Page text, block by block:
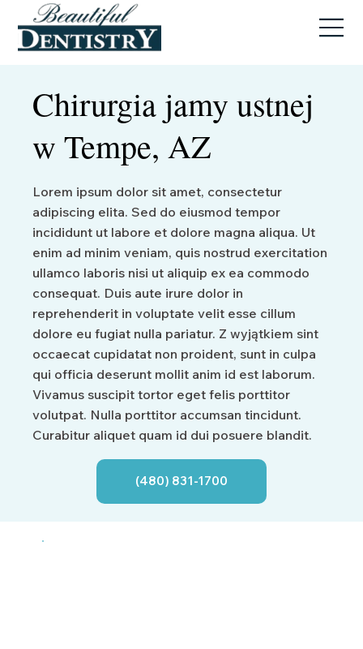
Chirurgia jamy ustnej
w Tempe, AZ
Lorem ipsum dolor sit amet, consectetur
adipiscing elita. Sed do eiusmod tempor
incididunt ut labore et dolore magna aliqua. Ut
enim ad minim veniam, quis nostrud exercitation
ullamco laboris nisi ut aliquip ex ea commodo
consequat. Duis aute irure dolor in
reprehenderit in voluptate velit esse cillum
dolore eu fugiat nulla pariatur. Z wyjątkiem sint
occaecat cupidatat non proident, sunt in culpa
qui officia deserunt mollit anim id est laborum.
Vivamus suscipit tortor eget felis porttitor
volutpat. Nulla porttitor accumsan tincidunt.
Curabitur aliquet quam id dui posuere blandit.
(480) 831-1700